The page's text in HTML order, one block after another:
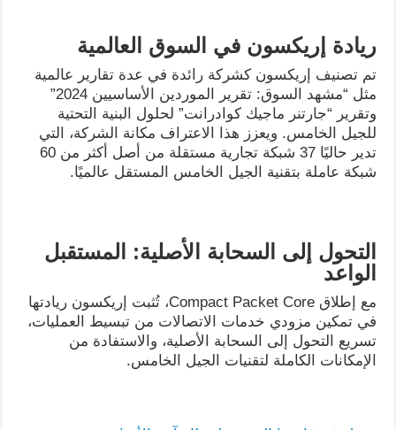
ريادة إريكسون في السوق العالمية
تم تصنيف إريكسون كشركة رائدة في عدة تقارير عالمية
مثل “مشهد السوق: تقرير الموردين الأساسيين 2024”
وتقرير “جارتنر ماجيك كوادرانت” لحلول البنية التحتية
للجيل الخامس. ويعزز هذا الاعتراف مكانة الشركة، التي
تدير حاليًا 37 شبكة تجارية مستقلة من أصل أكثر من 60
شبكة عاملة بتقنية الجيل الخامس المستقل عالميًا.
التحول إلى السحابة الأصلية: المستقبل
الواعد
مع إطلاق Compact Packet Core، تُثبت إريكسون ريادتها
في تمكين مزودي خدمات الاتصالات من تبسيط العمليات،
تسريع التحول إلى السحابة الأصلية، والاستفادة من
الإمكانات الكاملة لتقنيات الجيل الخامس.